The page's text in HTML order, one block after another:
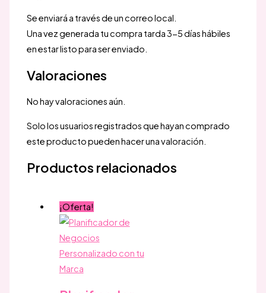
Se enviará a través de un correo local.
Una vez generada tu compra tarda 3-5 días hábiles
en estar listo para ser enviado.
Valoraciones
No hay valoraciones aún.
Solo los usuarios registrados que hayan comprado
este producto pueden hacer una valoración.
Productos relacionados
¡Oferta!